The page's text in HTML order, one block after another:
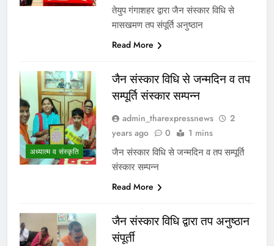
तेयुप गंगाशहर द्वारा जैन संस्कार विधि से
मासखमण तप संपूर्ति अनुष्ठान
Read More
अध्यात्म व संस्कृति
जैन संस्कार विधि से जन्मदिन व तप
सम्पूर्ति संस्कार सम्पन्न
admin_tharexpressnews
2
years ago
0 1 mins
जैन संस्कार विधि से जन्मदिन व तप सम्पूर्ति
संस्कार सम्पन्न
Read More
जैन संस्कार विधि द्वारा तप अनुष्ठान
संपूर्ती